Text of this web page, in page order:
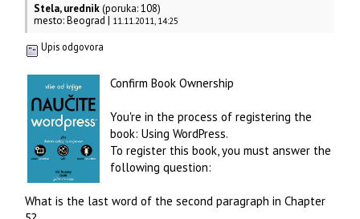
Stela, urednik(poruka: 108)
mesto: Beograd | 11.11.2011, 14:25
Upis odgovora
Confirm Book Ownership
You're in the process of registering the
book: Using WordPress.
To register this book, you must answer the
following question:
What is the last word of the second paragraph in Chapter